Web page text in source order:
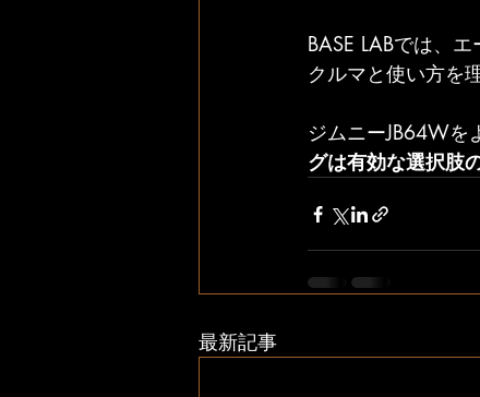
BASE LABでは、
クルマと使い方を
ジムニーJB64Wを
グは有効な選択肢
最新記事